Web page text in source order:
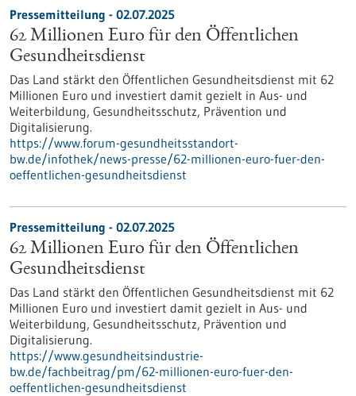
Pressemitteilung - 02.07.2025
62 Millionen Euro für den Öffentlichen
Gesundheitsdienst
Das Land stärkt den Öffentlichen Gesundheitsdienst mit 62
Millionen Euro und investiert damit gezielt in Aus- und
Weiterbildung, Gesundheitsschutz, Prävention und
Digitalisierung.
https://www.forum-gesundheitsstandort-
bw.de/infothek/news-presse/62-millionen-euro-fuer-den-
oeffentlichen-gesundheitsdienst
Pressemitteilung - 02.07.2025
62 Millionen Euro für den Öffentlichen
Gesundheitsdienst
Das Land stärkt den Öffentlichen Gesundheitsdienst mit 62
Millionen Euro und investiert damit gezielt in Aus- und
Weiterbildung, Gesundheitsschutz, Prävention und
Digitalisierung.
https://www.gesundheitsindustrie-
bw.de/fachbeitrag/pm/62-millionen-euro-fuer-den-
oeffentlichen-gesundheitsdienst